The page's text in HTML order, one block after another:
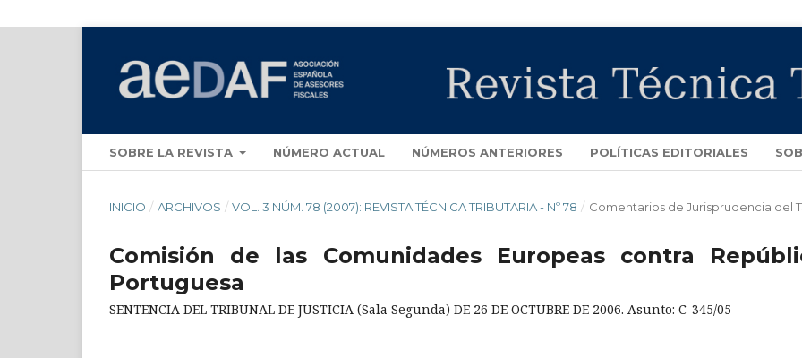
SOBRE LA REVISTA NÚMERO ACTUAL NÚMEROS ANTERIORES POLÍTICAS EDITORIALES
INICIO / ARCHIVOS / VOL. 3 NÚM. 78 (2007): REVISTA TÉCNICA TRIBUTARIA - Nº 78 / Comentarios de Jurisprudencia del
Comisión de las Comunidades Europeas contra
Portuguesa
SENTENCIA DEL TRIBUNAL DE JUSTICIA (Sala Segunda) DE 26 DE OCTUBRE DE 2006. Asunto: C-345/05